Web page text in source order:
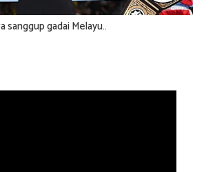
sanggup gadai Melayu..